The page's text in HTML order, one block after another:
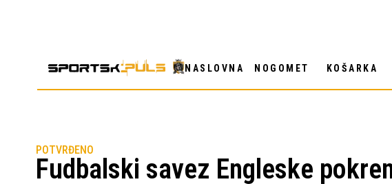
NASLOVNA NOGOMET KOŠARKA
POTVRĐENO
Fudbalski savez Engleske